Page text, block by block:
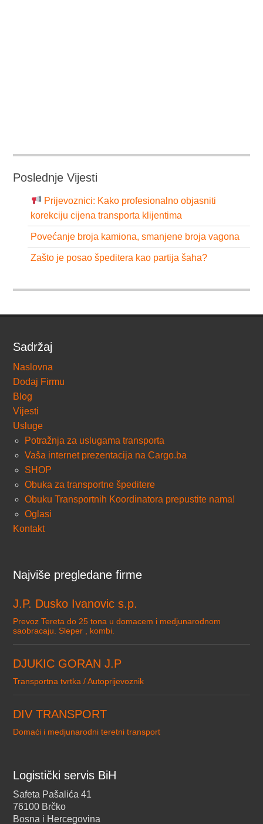
Poslednje Vijesti
Prijevoznici: Kako profesionalno objasniti
korekciju cijena transporta klijentima
Povećanje broja kamiona, smanjene broja vagona
Zašto je posao špeditera kao partija šaha?
Sadržaj
Naslovna
Dodaj Firmu
Blog
Vijesti
Usluge
Potražnja za uslugama transporta
Vaša internet prezentacija na Cargo.ba
SHOP
Obuka za transportne špeditere
Obuku Transportnih Koordinatora prepustite nama!
Oglasi
Kontakt
Najviše pregledane firme
J.P. Dusko Ivanovic s.p.
Prevoz Tereta do 25 tona u domacem i medjunarodnom
saobracaju. Sleper , kombi.
DJUKIC GORAN J.P
Transportna tvrtka / Autoprijevoznik
DIV TRANSPORT
Domaći i medjunarodni teretni transport
Logistički servis BiH
Safeta Pašalića 41
76100 Brčko
Bosna i Hercegovina